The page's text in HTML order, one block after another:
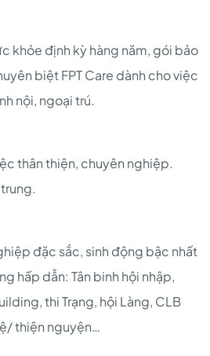
khỏe định kỳ hàng năm, gói bảo
biệt FPT Care dành cho việc
nội, ngoại trú.
thân thiện, chuyên nghiệp.
đặc sắc, sinh động bậc nhất
hấp dẫn: Tân binh hội nhập,
thi Trạng, hội Làng, CLB
thiện nguyện…